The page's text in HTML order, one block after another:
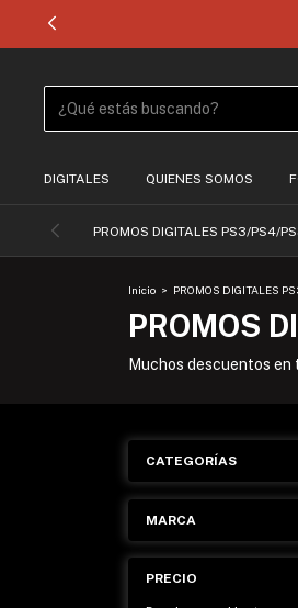
DIGITALES QUIENES SOMOS
PROMOS DIGITALES PS3/PS4/
Inicio > PROMOS DIGITALES
PROMOS
Muchos descuentos en
CATEGORÍAS
MARCA
PRECIO